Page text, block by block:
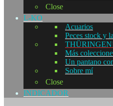
Close
L-KO
Acuarios
Peces stock y
Más
Un pantano
Sobre mí
Close
INDICADOR